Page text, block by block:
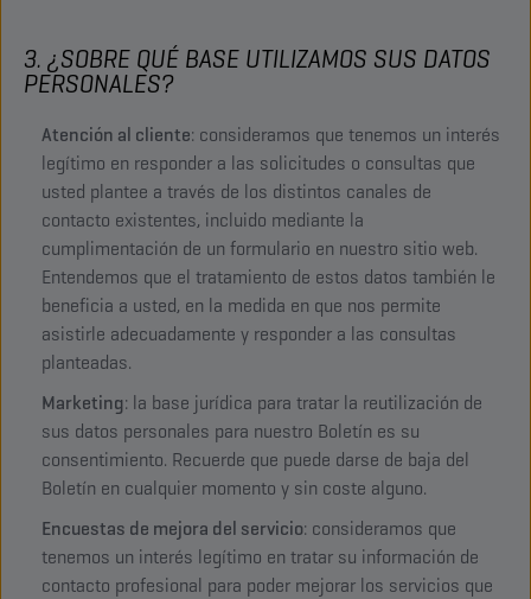
3. ¿SOBRE QUÉ BASE UTILIZAMOS SUS DATOS
PERSONALES?
Atención al cliente: consideramos que tenemos un interés
legítimo en responder a las solicitudes o consultas que
usted plantee a través de los distintos canales de
contacto existentes, incluido mediante la
cumplimentación de un formulario en nuestro sitio web.
Entendemos que el tratamiento de estos datos también le
beneficia a usted, en la medida en que nos permite
asistirle adecuadamente y responder a las consultas
planteadas.
Marketing: la base jurídica para tratar la reutilización de
sus datos personales para nuestro Boletín es su
consentimiento. Recuerde que puede darse de baja del
Boletín en cualquier momento y sin coste alguno.
Encuestas de mejora del servicio: consideramos que
tenemos un interés legítimo en tratar su información de
contacto profesional para poder mejorar los servicios que